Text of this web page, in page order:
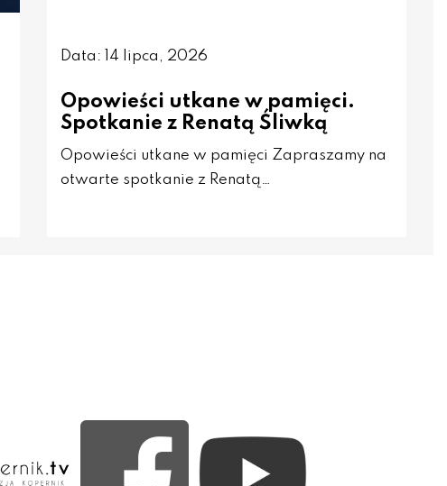
Data: 14 lipca, 2026
Opowieści utkane w pamięci.
Spotkanie z Renatą Śliwką
Opowieści utkane w pamięci Zapraszamy na
otwarte spotkanie z Renatą…